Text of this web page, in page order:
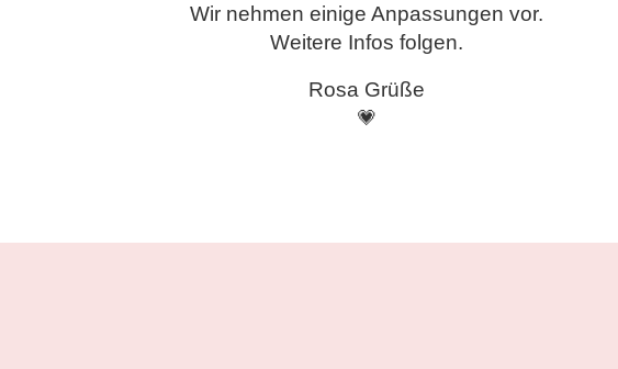
Wir nehmen einigeAnpassungen vor.
Weitere Infos folgen.
Rosa Grüße
💗